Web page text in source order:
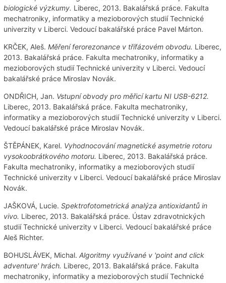
biologické výzkumy. Liberec, 2013. Bakalářská práce. Fakulta
mechatroniky, informatiky a mezioborových studií Technické
univerzity v Liberci. Vedoucí bakalářské práce Pavel Márton.
KRČEK, Aleš. Měření ferorezonance v třífázovém obvodu. Liberec,
2013. Bakalářská práce. Fakulta mechatroniky, informatiky a
mezioborových studií Technické univerzity v Liberci. Vedoucí
bakalářské práce Miroslav Novák.
ONDŘICH, Jan. Vstupní obvody pro měřicí kartu NI USB-6212.
Liberec, 2013. Bakalářská práce. Fakulta mechatroniky,
informatiky a mezioborových studií Technické univerzity v Liberci.
Vedoucí bakalářské práce Miroslav Novák.
ŠTĚPÁNEK, Karel. Vyhodnocování magnetické asymetrie rotoru
vysokoobrátkového motoru. Liberec, 2013. Bakalářská práce.
Fakulta mechatroniky, informatiky a mezioborových studií
Technické univerzity v Liberci. Vedoucí bakalářské práce Miroslav
Novák.
JAŠKOVÁ, Lucie. Spektrofotometrická analýza antioxidantů in
vivo. Liberec, 2013. Bakalářská práce. Ústav zdravotnických
studií Technické univerzity v Liberci. Vedoucí bakalářské práce
Aleš Richter.
BOHUSLÁVEK, Michal. Algoritmy využívané v 'point and click
adventure' hrách. Liberec, 2013. Bakalářská práce. Fakulta
mechatroniky, informatiky a mezioborových studií Technické